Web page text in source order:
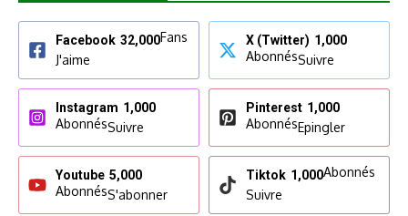
Facebook 32,000Fans
J'aime
X (Twitter) 1,000
AbonnésSuivre
Instagram 1,000
AbonnésSuivre
Pinterest 1,000
AbonnésEpingler
Youtube 5,000
AbonnésS'abonner
Tiktok 1,000Abonnés
Suivre